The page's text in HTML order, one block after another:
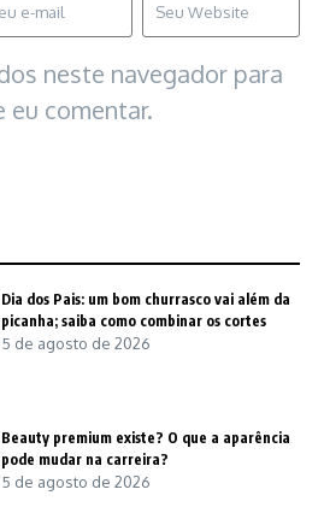
neste navegador para
eu comentar.
Dia dos Pais: um bom churrasco vai além da
picanha; saiba como combinar os cortes
5 de agosto de 2026
Beauty premium existe? O que a aparência
pode mudar na carreira?
5 de agosto de 2026